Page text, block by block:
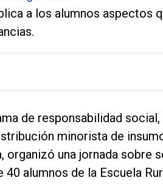
a los alumnos aspectos
de responsabilidad
minorista de
organizó una jornada sobre
alumnos de la Escuela